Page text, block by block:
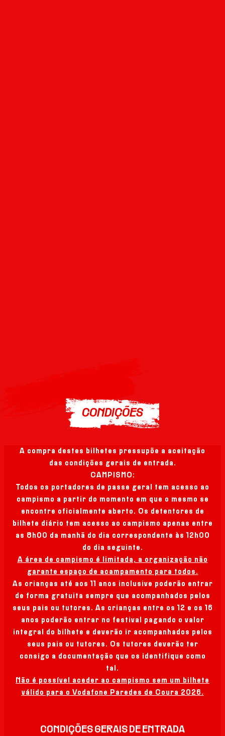
CARTAZ
CONDIÇÕES
A compra destes bilhetes pressupõe a aceitação
das condições gerais de entrada.
CAMPISMO:
Todos os portadores de passe geral tem acesso ao
campismo a partir do momento em que o mesmo se
encontre oficialmente aberto. Os detentores de
bilhete diário tem acesso ao campismo apenas entre
as 8h00 da manhã do dia correspondente às 12h00
do dia seguinte.
A área de campismo é limitada, a organização não
garante espaço de acampamento para todos.
As crianças até aos 11 anos inclusive poderão entrar
de forma gratuita sempre que acompanhados pelos
seus pais ou tutores. As crianças entre os 12 e os 16
anos poderão entrar no festival pagando o valor
integral do bilhete e deverão ir acompanhados pelos
seus pais ou tutores. Os tutores deverão ter
consigo a documentação que os identifique como
tal.
Não é possível aceder ao campismo sem um bilhete
válido para o Vodafone Paredes de Coura 2026.
CONDIÇÕES GERAIS DE ENTRADA